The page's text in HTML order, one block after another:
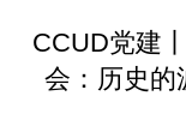
CCUD党建
会：历史的